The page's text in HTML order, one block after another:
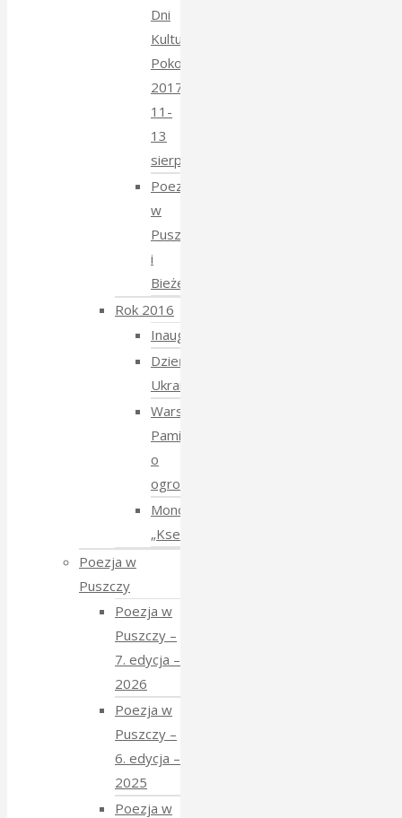
Dni
Kultury
Pokoju
2017
11-
13
sierpnia
Poezja
w
Puszczy
i
Bieżeństwo
Rok 2016
Inauguracja
Dzień
Ukraiński
Warsztaty:
Pamiętajmy
o
ogrodach
Monodram
„Ksenia”
Poezja w
Puszczy
Poezja w
Puszczy –
7. edycja –
2026
Poezja w
Puszczy –
6. edycja –
2025
Poezja w